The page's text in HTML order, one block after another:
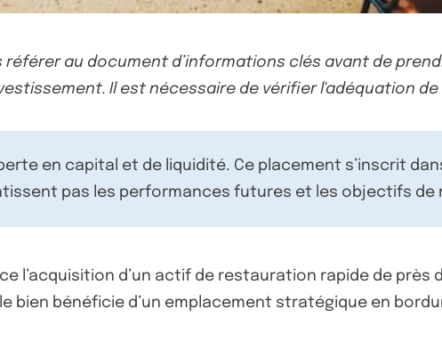
au document d’informations clés avant de
Il est nécessaire de vérifier l'adéquation
en capital et de liquidité. Ce placement s’inscrit
pas les performances futures et les objectifs
l’acquisition d’un actif de restauration rapide de près
bien bénéficie d’un emplacement stratégique en